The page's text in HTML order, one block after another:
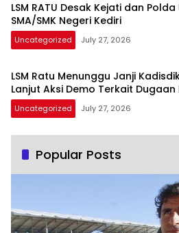
LSM RATU Desak Kejati dan
SMA/SMK Negeri Kediri
Uncategorized July 27, 2026
LSM Ratu Menunggu Janji
Lanjut Aksi Demo Terkait Dugaan
Uncategorized July 27, 2026
Popular Posts